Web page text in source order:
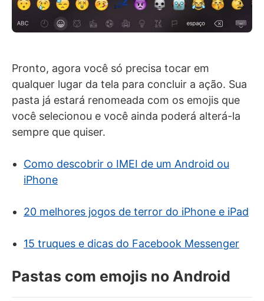
Pronto, agora você só precisa tocar em
qualquer lugar da tela para concluir a ação. Sua
pasta já estará renomeada com os emojis que
você selecionou e você ainda poderá alterá-la
sempre que quiser.
Como descobrir o IMEI de um Android ou
iPhone
20 melhores jogos de terror do iPhone e iPad
15 truques e dicas do Facebook Messenger
Pastas com emojis no Android